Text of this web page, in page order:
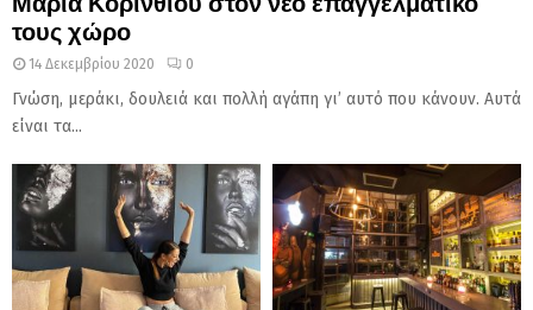
τους χώρο
14 Δεκεμβρίου 2020 0
Γνώση, μεράκι, δουλειά και πολλή αγάπη γι’ αυτό που κάνουν. Αυτά
είναι τα...